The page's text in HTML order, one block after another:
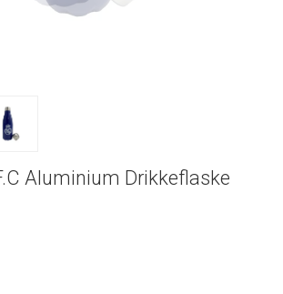
Aluminium Drikkeflaske